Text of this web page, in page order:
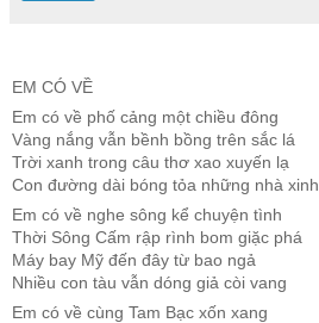
EM CÓ VỀ
Em có về phố cảng một chiều đông
Vàng nắng vẫn bềnh bồng trên sắc lá
Trời xanh trong câu thơ xao xuyến lạ
Con đường dài bóng tỏa những nhà xinh
Em có về nghe sông kể chuyện tình
Thời Sông Cấm rập rình bom giặc phá
Máy bay Mỹ đến đây từ bao ngả
Nhiều con tàu vẫn dóng giả còi vang
Em có về cùng Tam Bạc xốn xang